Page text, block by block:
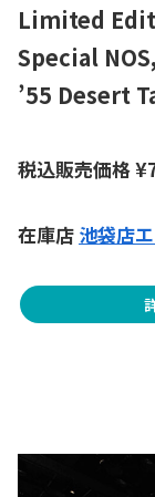
Limited
Special
’55 Desert
税込販売価格¥
在庫店 池袋店